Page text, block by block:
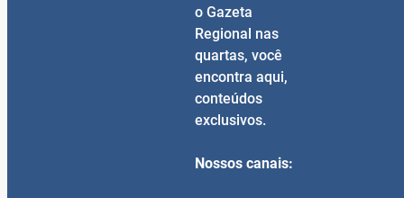
o Gazeta
Regional nas
quartas, você
encontra aqui,
conteúdos
exclusivos.
Nossos canais: